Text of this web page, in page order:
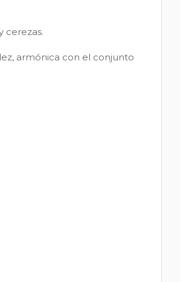
cerezas.
armónica con el conjunto